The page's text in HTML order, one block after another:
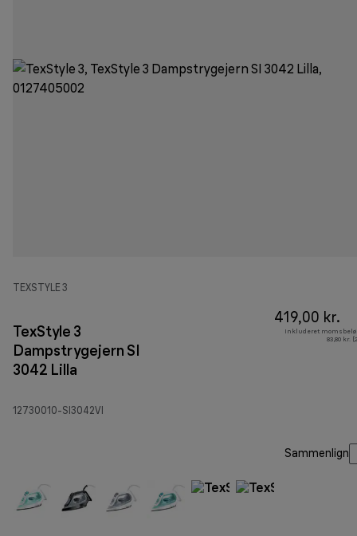
TEXSTYLE 3
TexStyle 3
Dampstrygejern SI
3042 Lilla
12730010-SI3042VI
419,00 kr.
Inkluderet
83,80 kr.
Sammenlign